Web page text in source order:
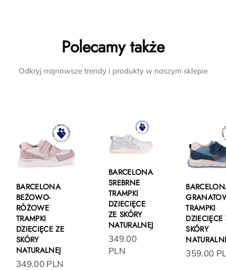
Polecamy także
Odkryj najnowsze trendy i produkty w naszym sklepie
BARCELONA
BEŻOWO-
RÓŻOWE
TRAMPKI
DZIECIĘCE ZE
SKÓRY
NATURALNEJ
349.00 PLN
BARCELONA
SREBRNE
TRAMPKI
DZIECIĘCE
ZE SKÓRY
NATURALNEJ
349.00
PLN
TRAMPKI
DZIECIĘCE
SKÓRY
359.00